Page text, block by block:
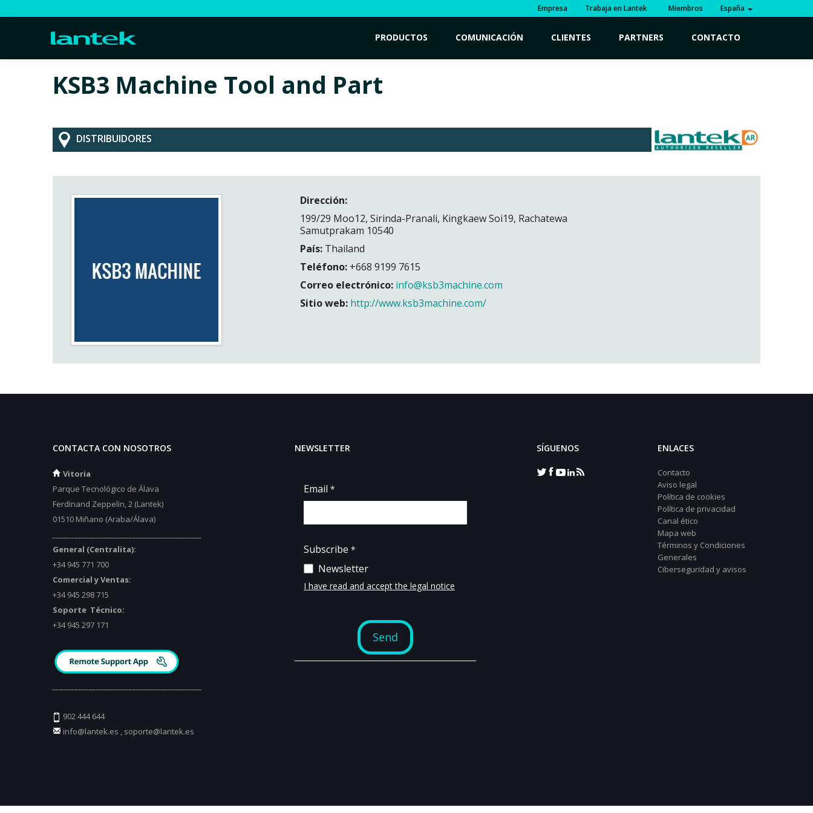
Empresa Trabaja en Lantek Miembros España
PRODUCTOS COMUNICACIÓN CLIENTES PARTNERS CONTACTO
KSB3 Machine Tool and Part
DISTRIBUIDORES
Dirección:
199/29 Moo12, Sirinda-Pranali, Kingkaew Soi19, Rachatewa
Samutprakam 10540
País: Thailand
Teléfono: +668 9199 7615
Correo electrónico: info@ksb3machine.com
Sitio web: http://www.ksb3machine.com/
CONTACTA CON NOSOTROS
Vitoria
Parque Tecnológico de Álava
Ferdinand Zeppelin, 2 (Lantek)
01510 Miñano (Araba/Álava)
General (Centralita):
+34 945 771 700
Comercial y Ventas:
+34 945 298 715
Soporte Técnico:
+34 945 297 171
902 444 644
info@lantek.es , soporte@lantek.es
NEWSLETTER SÍGUENOS ENLACES
Contacto
Aviso legal
Política de cookies
Política de privacidad
Canal ético
Mapa web
Términos y Condiciones
Generales
Ciberseguridad y avisos